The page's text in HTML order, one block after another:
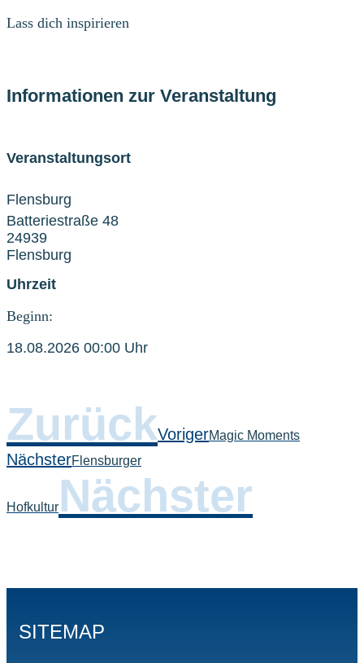
Lass dich inspirieren
Informationen zur Veranstaltung
Veranstaltungsort
Flensburg
Batteriestraße 48
24939
Flensburg
Uhrzeit
Beginn:
18.08.2026 00:00 Uhr
ZurückVorigerMagic Moments
NächsterFlensburger
Hofkultur Nächster
SITEMAP